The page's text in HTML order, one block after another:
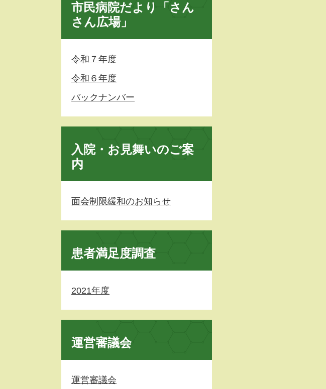
市民病院だより「さん
さん広場」
令和７年度
令和６年度
バックナンバー
入院・お見舞いのご案
内
面会制限緩和のお知らせ
患者満足度調査
2021年度
運営審議会
運営審議会